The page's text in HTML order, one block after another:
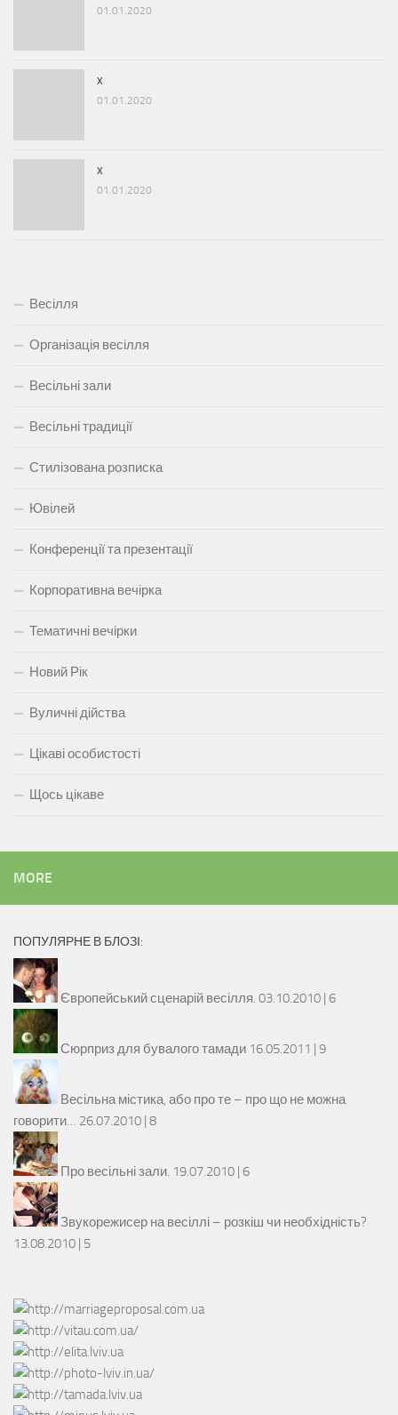
01.01.2020
x
01.01.2020
x
01.01.2020
Весілля
Організація весілля
Весільні зали
Весільні традиції
Стилізована розписка
Ювілей
Конференції та презентації
Корпоративна вечірка
Тематичні вечірки
Новий Рік
Вуличні дійства
Цікаві особистості
Щось цікаве
MORE
ПОПУЛЯРНЕ В БЛОЗІ:
Європейський сценарій весілля. 03.10.2010 | 6
Сюрприз для бувалого тамади 16.05.2011 | 9
Весільна містика, або про те – про що не можна
говорити… 26.07.2010 | 8
Про весільні зали. 19.07.2010 | 6
Звукорежисер на весіллі – розкіш чи необхідність?
13.08.2010 | 5